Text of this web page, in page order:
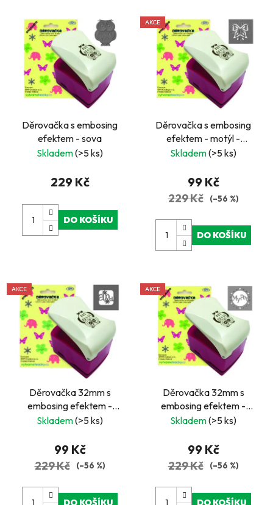
Děrovačka s embosing
efektem - sova
Skladem(>5 ks)
229 Kč
DO KOŠÍKU
AKCE
Děrovačka s embosing
efektem - motýl -
EO32/33
Skladem(>5 ks)
99 Kč
229 Kč (–56 %)
DO KOŠÍKU
AKCE
Děrovačka 32mm s
embosing efektem -
nápis AND
Skladem(>5 ks)
99 Kč
229 Kč (–56 %)
DO KOŠÍKU
AKCE
Děrovačka 32mm s
embosing efektem -
nápis MY PET
Skladem(>5 ks)
99 Kč
229 Kč (–56 %)
DO KOŠÍKU